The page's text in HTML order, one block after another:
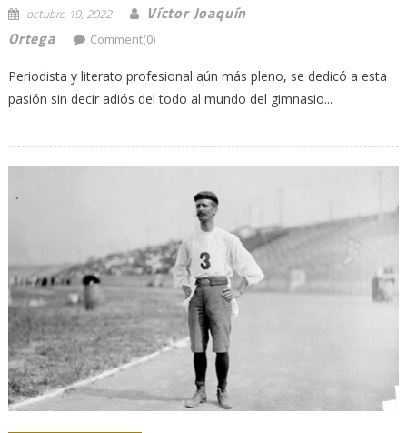
octubre 19, 2022
Víctor Joaquín
Ortega
Comment(0)
Periodista y literato profesional aún más pleno, se dedicó a esta
pasión sin decir adiós del todo al mundo del gimnasio...